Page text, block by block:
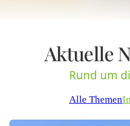
Aktuelle
Rund um
Alle Themen